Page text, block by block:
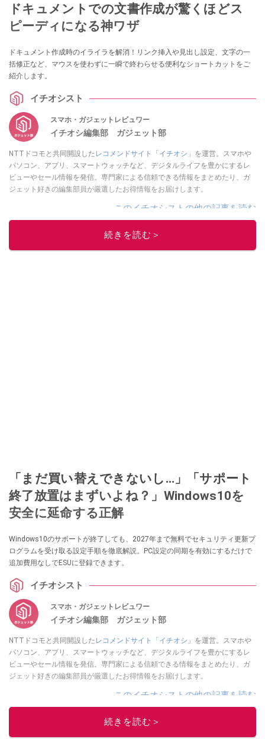
ドキュメントでの文書作成が驚くほどス
ピーディになる神ワザ
ドキュメント作成時のイライラを解消！リンク挿入や見出し設定、文字の一
括修正など、マウスを使わずに一瞬で終わらせる便利なショートカットをご
紹介します。
イチオシスト
スマホ・ガジェットレビュワー
イチオシ編集部 ガジェット部
NTTドコモと共同開設した レコメンドサイト「イチオシ」 を運営。スマホや
パソコン、アプリ、スマートウォッチなど、デジタルライフを豊かにするレ
ビューやセール情報を発信。専門家による信頼できる情報をまとめたり、ガ
ジェット好きの編集部員が厳選したお得情報をお届けします。
このイチオシストの他の記事を読む
続きを読む＞
「まだ買い替えできないし…」「サポート
終了放置はまずいよね？」Windows10を
安全に延命する正解
Windows10のサポートが終了しても、2027年まで無料でセキュリティ更新プ
ログラムを受け取る設定手順を徹底解説。PC設定の同期を有効にするだけで
追加費用なしでESUに登録できます。
イチオシスト
スマホ・ガジェットレビュワー
イチオシ編集部 ガジェット部
NTTドコモと共同開設した レコメンドサイト「イチオシ」 を運営。スマホや
パソコン、アプリ、スマートウォッチなど、デジタルライフを豊かにするレ
ビューやセール情報を発信。専門家による信頼できる情報をまとめたり、ガ
ジェット好きの編集部員が厳選したお得情報をお届けします。
このイチオシストの他の記事を読む
続きを読む＞